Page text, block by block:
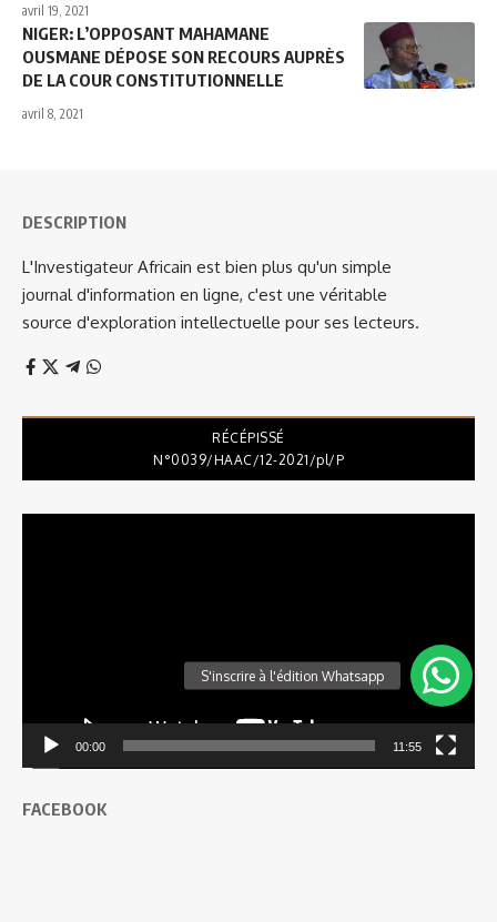
avril 19, 2021
NIGER: L’OPPOSANT MAHAMANE
OUSMANE DÉPOSE SON RECOURS AUPRÈS
DE LA COUR CONSTITUTIONNELLE
avril 8, 2021
DESCRIPTION
L'Investigateur Africain est bien plus qu'un simple
journal d'information en ligne, c'est une véritable
source d'exploration intellectuelle pour ses lecteurs.
RÉCÉPISSÉ
N°0039/HAAC/12-2021/pl/P
00:00 11:55
FACEBOOK